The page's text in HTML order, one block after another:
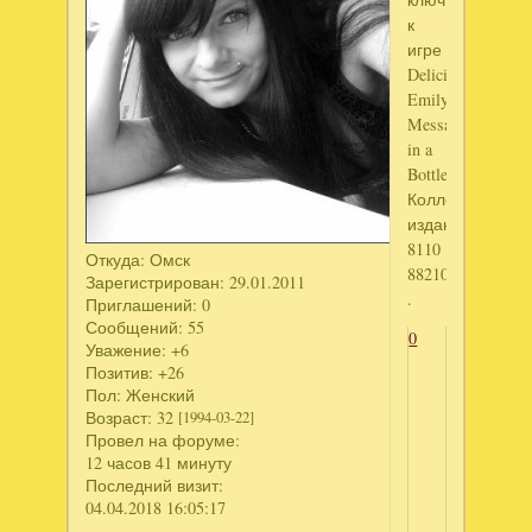
Откуда: Омск
Зарегистрирован: 29.01.2011
Приглашений: 0
Сообщений: 55
Уважение: +6
Позитив: +26
Пол: Женский
Возраст: 32 [1994-03-22]
Провел на форуме:
12 часов 41 минуту
Последний визит:
04.04.2018 16:05:17
к
игре
Delicious.
Emily's
Message
in a
Bottle.
Коллекционное
издание.
8110
88210823645
.
0